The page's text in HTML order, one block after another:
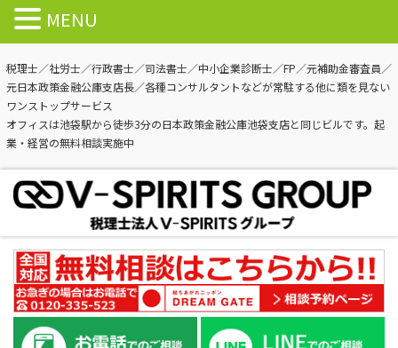
税理士／社労士／行政書士／司法書士／中小企業診断士／FP／元補助金審査員／
元日本政策金融公庫支店長／各種コンサルタントなどが常駐する他に類を見ない
ワンストップサービス
オフィスは池袋駅から徒歩3分の日本政策金融公庫池袋支店と同じビルです。起
業・経営の無料相談実施中
MENU